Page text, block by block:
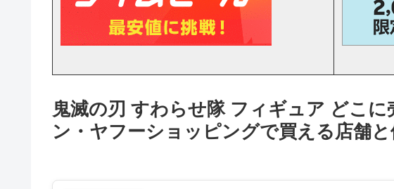
鬼滅の刃 すわらせ隊 フィギュア どこ
ン・ヤフーショッピングで買える店舗